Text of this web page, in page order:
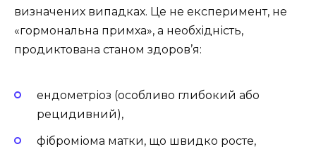
визначених випадках. Це не експеримент, не
«гормональна примха», а необхідність,
продиктована станом здоров’я:
ендометріоз (особливо глибокий або
рецидивний),
фіброміома матки, що швидко росте,